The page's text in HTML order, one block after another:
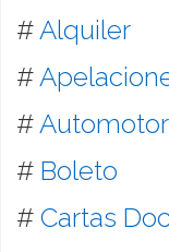
# Alquiler
#
#
# Boleto
# Cartas